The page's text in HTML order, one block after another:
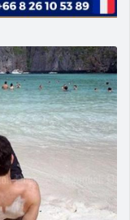
of Danger’ de